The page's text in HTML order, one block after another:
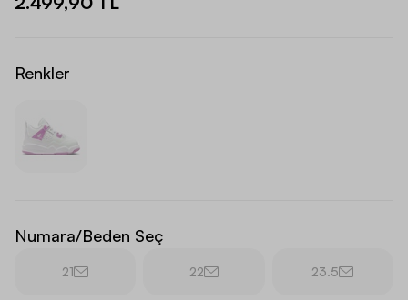
Renkler
Numara/Beden Seç
21 22 23.5